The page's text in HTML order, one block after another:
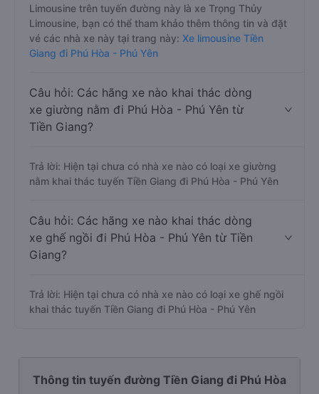
Limousine trên tuyến đường này là xe Trọng Thủy
Limousine, bạn có thể tham khảo thêm thông tin và đặt
vé các nhà xe này tại trang này: Xe limousine Tiền
Giang đi Phú Hòa - Phú Yên
Câu hỏi: Các hãng xe nào khai thác dòng
xe giường nằm đi Phú Hòa - Phú Yên từ
Tiền Giang?
Trả lời: Hiện tại chưa có nhà xe nào có loại xe giường
nằm khai thác tuyến Tiền Giang đi Phú Hòa - Phú Yên
Câu hỏi: Các hãng xe nào khai thác dòng
xe ghế ngồi đi Phú Hòa - Phú Yên từ Tiền
Giang?
Trả lời: Hiện tại chưa có nhà xe nào có loại xe ghế ngồi
khai thác tuyến Tiền Giang đi Phú Hòa - Phú Yên
Thông tin tuyến đường Tiền Giang đi Phú Hòa